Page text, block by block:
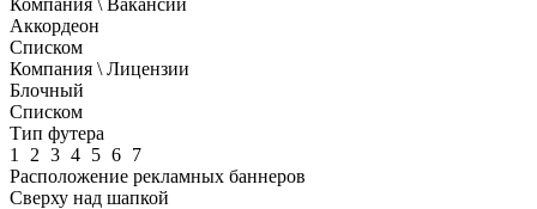
Компания \ Вакансии
Аккордеон
Списком
Компания \ Лицензии
Блочный
Списком
Тип футера
1
2 3 4 5 6 7
Расположение рекламных баннеров
Сверху над шапкой